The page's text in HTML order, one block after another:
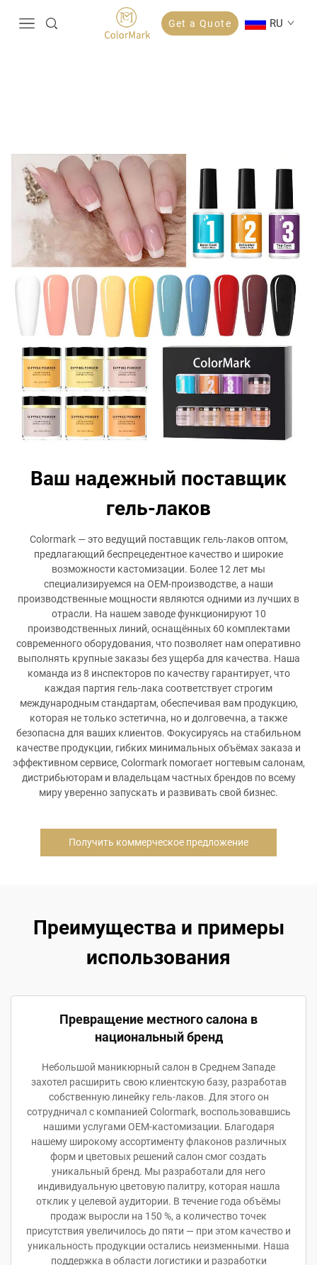
Get a Quote RU
Ваш надежный поставщик
гель-лаков
Colormark — это ведущий поставщик гель-лаков оптом,
предлагающий беспрецедентное качество и широкие
возможности кастомизации. Более 12 лет мы
специализируемся на OEM-производстве, а наши
производственные мощности являются одними из лучших в
отрасли. На нашем заводе функционируют 10
производственных линий, оснащённых 60 комплектами
современного оборудования, что позволяет нам оперативно
выполнять крупные заказы без ущерба для качества. Наша
команда из 8 инспекторов по качеству гарантирует, что
каждая партия гель-лака соответствует строгим
международным стандартам, обеспечивая вам продукцию,
которая не только эстетична, но и долговечна, а также
безопасна для ваших клиентов. Фокусируясь на стабильном
качестве продукции, гибких минимальных объёмах заказа и
эффективном сервисе, Colormark помогает ногтевым салонам,
дистрибьюторам и владельцам частных брендов по всему
миру уверенно запускать и развивать свой бизнес.
Получить коммерческое предложение
Преимущества и примеры
использования
Превращение местного салона в
национальный бренд
Небольшой маникюрный салон в Среднем Западе
захотел расширить свою клиентскую базу, разработав
собственную линейку гель-лаков. Для этого он
сотрудничал с компанией Colormark, воспользовавшись
нашими услугами OEM-кастомизации. Благодаря
нашему широкому ассортименту флаконов различных
форм и цветовых решений салон смог создать
уникальный бренд. Мы разработали для него
индивидуальную цветовую палитру, которая нашла
отклик у целевой аудитории. В течение года объёмы
продаж выросли на 150 %, а количество точек
присутствия увеличилось до пяти — при этом качество и
уникальность продукции остались неизменными. Наша
поддержка в области логистики и разработки